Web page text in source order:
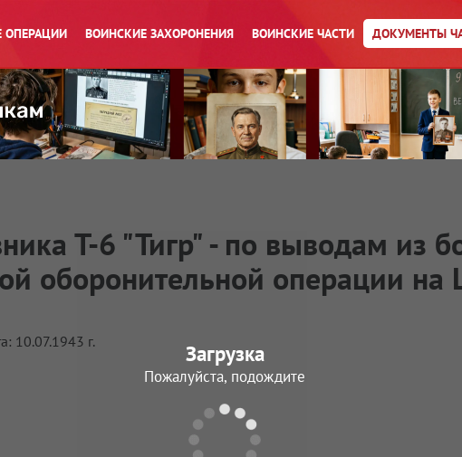
ОПЕРАЦИИ ВОИНСКИЕ ЗАХОРОНЕНИЯ ВОИНСКИЕ ЧАСТИ ДОКУМЕНТЫ
Т-6 "Тигр" - по выводам из
оборонительной операции
10.07.1943 г.
Загрузка
Пожалуйста, подождите